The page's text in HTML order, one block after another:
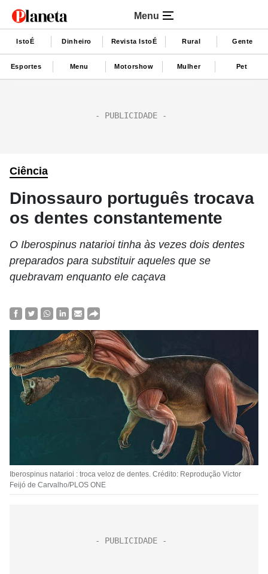
Menu
IstoÉ Dinheiro Revista IstoÉ Rural Gente
Esportes Menu Motorshow Mulher Pet
Ciência
Dinossauro português trocava
os dentes constantemente
O Iberospinus natarioi tinha às vezes dois dentes
preparados para substituir aqueles que se
quebravam enquanto ele caçava
Iberospinus natarioi : troca veloz de dentes. Crédito: Reprodução Victor
Feijó de Carvalho/PLOS ONE